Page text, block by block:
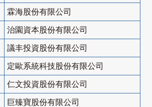
霖海股份有限公司
治園資本股份有限公司
議丰投資股份有限公司
定歐系統科技股份有限公司
仁文投資股份有限公司
巨臻寶股份有限公司